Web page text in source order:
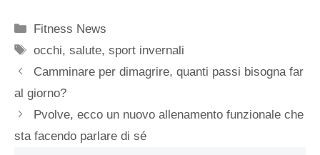
Categorie
Fitness News
Tag
occhi,salute,sport invernali
Camminare per dimagrire, quanti passi bisogna far
al giorno?
Pvolve, ecco un nuovo allenamento funzionale che
sta facendo parlare di sé